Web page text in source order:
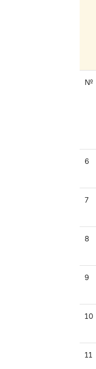
№
6
7
8
9
10
11